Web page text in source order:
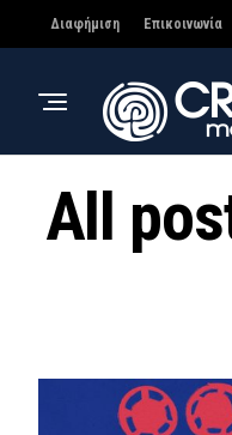
Διαφήμιση Επικοινωνία
All